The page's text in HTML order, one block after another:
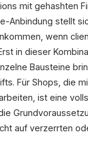
mit gehashten
Anbindung stellt
wenn
in dieser
Bausteine
Für Shops, die
ist eine
auf verzerrten